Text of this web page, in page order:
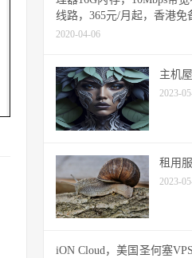
线路，365元/月起，香港
2020-04-06
主机
2023-
租用
2023-
iON Cloud，美国圣何塞